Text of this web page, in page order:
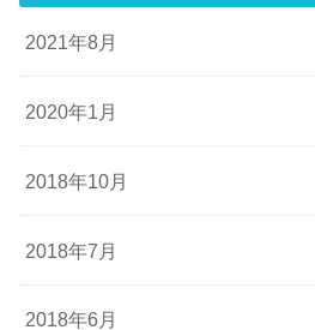
2021年8月
2020年1月
2018年10月
2018年7月
2018年6月